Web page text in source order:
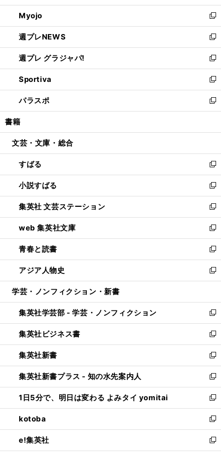
開
く
ウ
で
開
く
ン
ド
ウ
で
開
く
ウ
ィ
ン
ド
ウ
で
開
く
Myojo
新
し
い
ウ
ィ
ン
ド
ウ
で
開
週プレNEWS
新
し
い
ウ
ィ
ン
ド
ウ
開
週プレ グラジャパ!
新
し
い
ウ
ィ
ン
ウ
開
く
Sportiva
新
し
い
ウ
ン
ウ
で
開
く
パラスポ
新
し
ウ
ン
ド
ウ
で
開
く
書籍
文芸・文庫・総合
すばる
新
し
い
ウ
ィ
ン
ド
ウ
で
開
く
小説すばる
新
し
い
ウ
ィ
ン
ド
ウ
で
開
集英社 文芸ステーション
新
し
い
ウ
ィ
ン
ド
ウ
開
く
web 集英社文庫
新
し
い
ウ
ィ
ン
ウ
で
開
く
青春と読書
新
し
い
ウ
ン
ド
ウ
で
開
く
アジア人物史
新
し
ウ
ィ
ン
ド
ウ
で
開
く
学芸・ノンフィクション・新書
集英社学芸部 - 学芸・ノンフィクション
新
し
い
ウ
ィ
ン
ド
ウ
で
開
く
集英社ビジネス書
新
し
い
ウ
ィ
ン
ド
ウ
で
開
く
集英社新書
新
し
い
ウ
ィ
ン
ド
ウ
で
開
集英社新書プラス - 知の水先案内人
新
し
い
ウ
ィ
ン
ド
ウ
1日5分で、明日は変わる よみタイ yomitai
新
し
い
ウ
ィ
ン
kotoba
新
し
い
ウ
e!集英社
新
し